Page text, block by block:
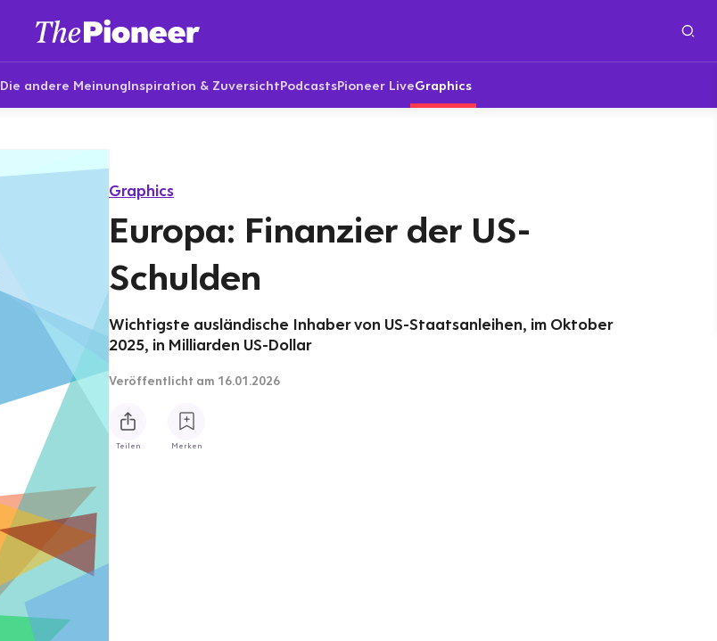
Die andere MeinungInspiration & ZuversichtPodcastsPioneer LiveGraphics
Graphics
Europa: Finanzier der US-
Schulden
Wichtigste ausländische Inhaber von US-Staatsanleihen, im Oktober
2025, in Milliarden US-Dollar
Veröffentlicht am 16.01.2026
Teilen Merken